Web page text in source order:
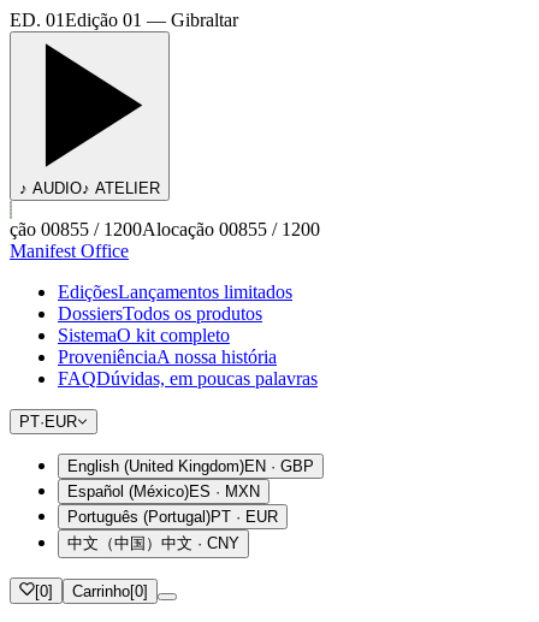
ED. 01Edição 01 — Gibraltar
♪ AUDIO♪ ATELIER
ção 00855 / 1200Alocação 00855 / 1200
Manifest Office
EdiçõesLançamentos limitados
DossiersTodos os produtos
SistemaO kit completo
ProveniênciaA nossa história
FAQDúvidas, em poucas palavras
PT· EUR
English (United Kingdom)EN · GBP
Español (México)ES · MXN
Português (Portugal)PT · EUR
中文（中国） 中文 · CNY
[0] Carrinho[0]